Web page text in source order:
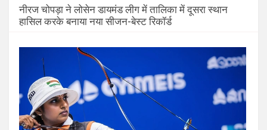
नीरज चोपड़ा ने लोसेन डायमंड लीग में तालिका में दूसरा स्थान
हासिल करके बनाया नया सीजन-बेस्ट रिकॉर्ड